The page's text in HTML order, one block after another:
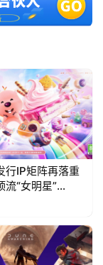
行IP矩阵再落重
流“女明星”
LOOPY 正版3D